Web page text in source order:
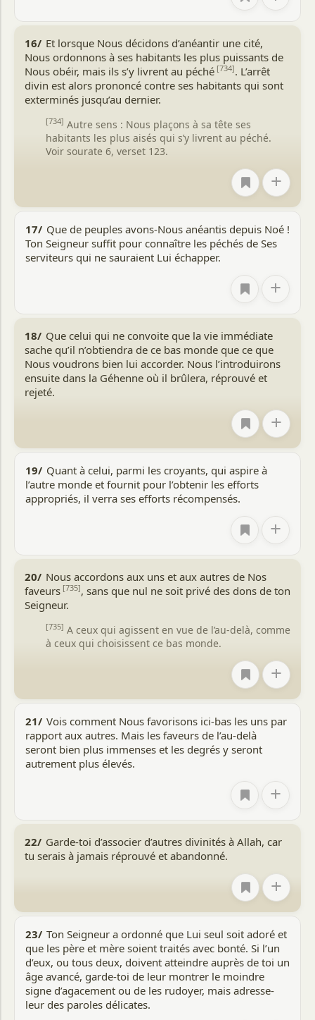
16/ Et lorsque Nous décidons d’anéantir une cité,
Nous ordonnons à ses habitants les plus puissants de
Nous obéir, mais ils s’y livrent au péché [734]. L’arrêt
divin est alors prononcé contre ses habitants qui sont
exterminés jusqu’au dernier.
[734] Autre sens : Nous plaçons à sa tête ses
habitants les plus aisés qui s’y livrent au péché.
Voir sourate 6, verset 123.
+
17/ Que de peuples avons-Nous anéantis depuis Noé !
Ton Seigneur suffit pour connaître les péchés de Ses
serviteurs qui ne sauraient Lui échapper.
+
18/ Que celui qui ne convoite que la vie immédiate
sache qu’il n’obtiendra de ce bas monde que ce que
Nous voudrons bien lui accorder. Nous l’introduirons
ensuite dans la Géhenne où il brûlera, réprouvé et
rejeté.
+
19/ Quant à celui, parmi les croyants, qui aspire à
l’autre monde et fournit pour l’obtenir les efforts
appropriés, il verra ses efforts récompensés.
+
20/ Nous accordons aux uns et aux autres de Nos
faveurs [735], sans que nul ne soit privé des dons de ton
Seigneur.
[735] A ceux qui agissent en vue de l’au-delà, comme
à ceux qui choisissent ce bas monde.
+
21/ Vois comment Nous favorisons ici-bas les uns par
rapport aux autres. Mais les faveurs de l’au-delà
seront bien plus immenses et les degrés y seront
autrement plus élevés.
+
22/ Garde-toi d’associer d’autres divinités à Allah, car
tu serais à jamais réprouvé et abandonné.
+
23/ Ton Seigneur a ordonné que Lui seul soit adoré et
que les père et mère soient traités avec bonté. Si l’un
d’eux, ou tous deux, doivent atteindre auprès de toi un
âge avancé, garde-toi de leur montrer le moindre
signe d’agacement ou de les rudoyer, mais adresse-
leur des paroles délicates.